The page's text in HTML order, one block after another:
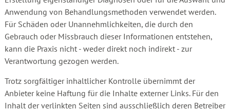
Anwendung von Behandlungsmethoden verwendet werden.
Für Schäden oder Unannehmlichkeiten, die durch den
Gebrauch oder Missbrauch dieser Informationen entstehen,
kann die Praxis nicht - weder direkt noch indirekt - zur
Verantwortung gezogen werden.
Trotz sorgfältiger inhaltlicher Kontrolle übernimmt der
Anbieter keine Haftung für die Inhalte externer Links. Für den
Inhalt der verlinkten Seiten sind ausschließlich deren Betreiber